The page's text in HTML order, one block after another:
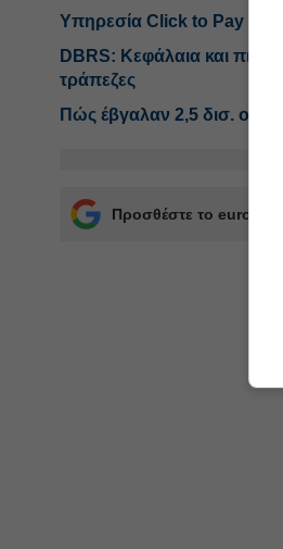
Υπηρεσία Click to Pay για
DBRS: Κεφάλαια και
τράπεζες
Πώς έβγαλαν 2,5 δισ. οι
Προσθέστε το